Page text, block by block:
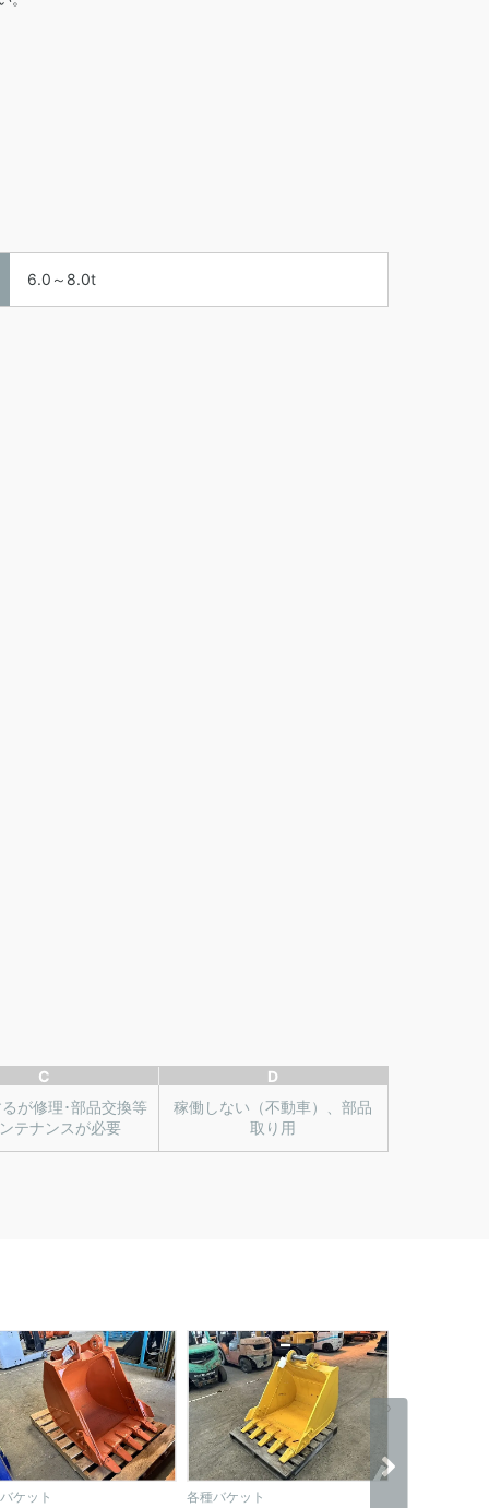
6.0～8.0t
C
が修理･部品交換等
テナンスが必要
D
稼働しない（不動車）、部品
取り用
ケット 各種バケット
›